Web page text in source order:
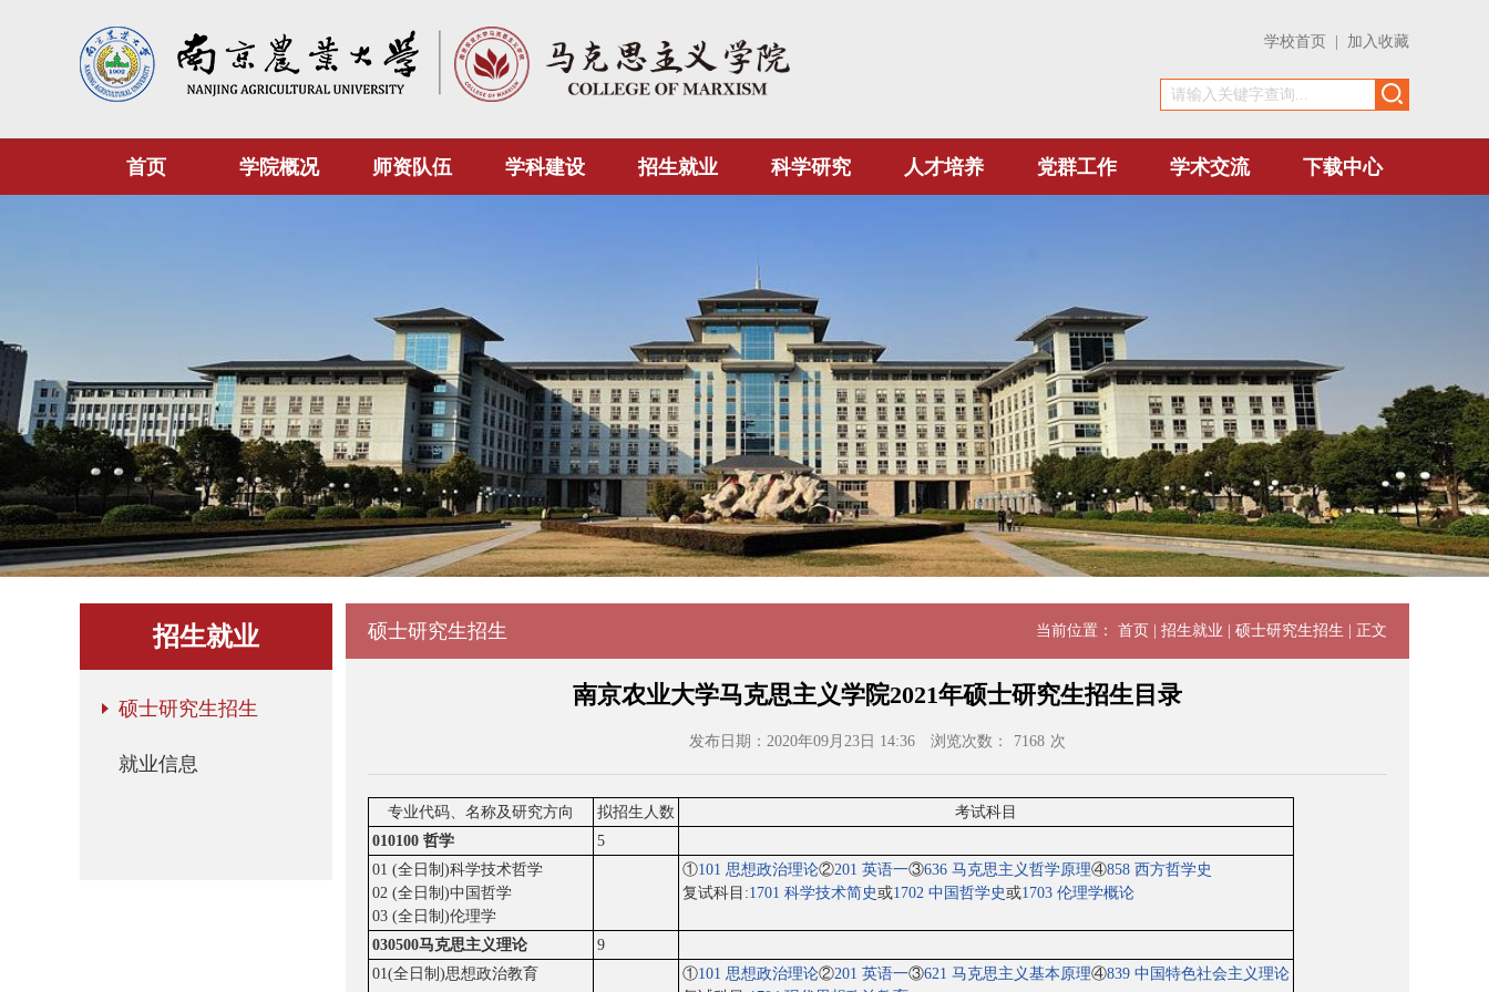
学校首页 加入收藏
首页 学院概况 师资队伍 学科建设 招生就业 科学研究 人才培养 党群工作 学术交流 下载中心
招生就业
硕士研究生招生
就业信息
硕士研究生招生 当前位置： 首页 招生就业 硕士研究生招生 | 正文
南京农业大学马克思主义学院2021年硕士研究生招生目录
发布日期：2020年09月23日 14:36 浏览次数： 7168 次
专业代码、名称及研究方向 拟招生人数
考试科目
010100 哲学
5
01 (全日制)科学技术哲学
02 (全日制)中国哲学
03 (全日制)伦理学
①101 思想政治理论②201 英语一③636 马克思主义哲学原理④858 西方哲学史
复试科目:1701 科学技术简史或1702 中国哲学史或1703 伦理学概论
030500马克思主义理论
9
01(全日制)思想政治教育
①101 思想政治理论②201 英语一③621 马克思主义基本原理④839 中国特色社会主义理论